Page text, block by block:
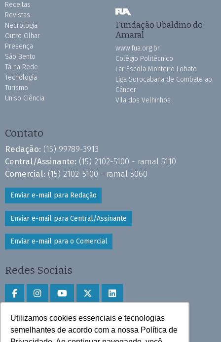
Utilizamos cookies essenciais e tecnologias
semelhantes de acordo com a nossa Política de
Receitas
Revistas
Necrologia
Outro Olhar
Presença
São Bento
Tá na Rede
Tecnologia
Turismo
Uniso Ciência
Fundação Ubaldino do
Amaral
www.fua.org.br
Colégio Politécnico
Lar Escola Monteiro Lobato
Liga Sorocabana de Combate ao
Câncer
Vila dos Velhinhos
Contato
Redação: (15) 99789-3913
Central/Assinante: (15) 2102-5100 - ramal 5110
Comercial: (15) 2102-5100 - ramal 5060
Enviar e-mail para Redação
Enviar e-mail para Central/Assinante
Enviar e-mail para o Comercial
Redes Sociais
Faça download do aplicativo